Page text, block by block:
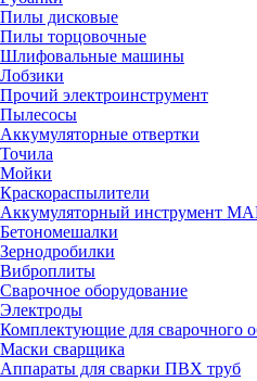
Пилы дисковые
Пилы торцовочные
Шлифовальные машины
Лобзики
Прочий электроинструмент
Пылесосы
Аккумуляторные отвертки
Точила
Мойки
Краскораспылители
Аккумуляторный инструмент
Бетономешалки
Зернодробилки
Виброплиты
Сварочное оборудование
Электроды
Комплектующие для сварочного
Маски сварщика
Аппараты для сварки ПВХ труб